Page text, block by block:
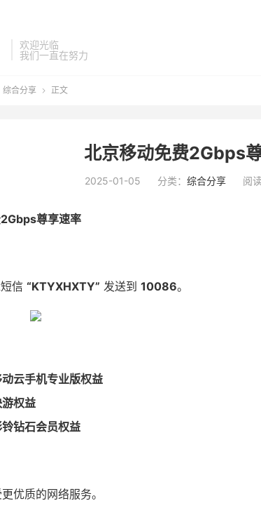
欢迎光临
我们一直在努力
综合分享  正文
北京移动免费2Gbps
2025-01-05 分类： 综合分享 阅
尊享速率
信 “KTYXHXTY” 发送到 10086。
云手机专业版权益
权益
钻石会员权益
优质的网络服务。